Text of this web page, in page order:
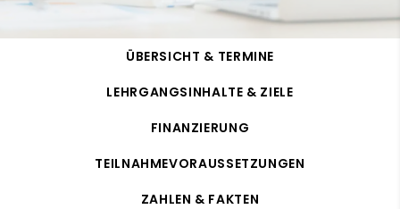
БЪЛГАРСКИ
CATALÀ
ÜBERSICHT & TERMINE
LEHRGANGSINHALTE & ZIELE
FINANZIERUNG
TEILNAHMEVORAUSSETZUNGEN
ZAHLEN & FAKTEN